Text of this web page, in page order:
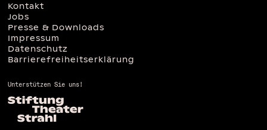
Kontakt
Jobs
Presse & Downloads
Impressum
Datenschutz
Barrierefreiheitserklärung
Unterstützen Sie uns!